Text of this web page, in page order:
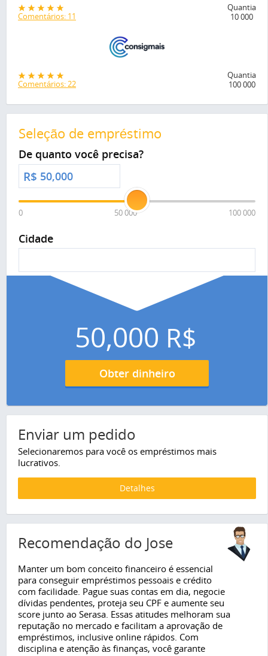
Comentários: 11
Quantia
10 000
Comentários: 22
Quantia
100 000
Seleção de empréstimo
De quanto você precisa?
R$
0 50 000 100 000
Cidade
50,000 R$
Obter dinheiro
Enviar um pedido
Selecionaremos para você os empréstimos mais
lucrativos.
Detalhes
Recomendação do Jose
Manter um bom conceito financeiro é essencial
para conseguir empréstimos pessoais e crédito
com facilidade. Pague suas contas em dia, negocie
dívidas pendentes, proteja seu CPF e aumente seu
score junto ao Serasa. Essas atitudes melhoram sua
reputação no mercado e facilitam a aprovação de
empréstimos, inclusive online rápidos. Com
disciplina e atenção às finanças, você garante